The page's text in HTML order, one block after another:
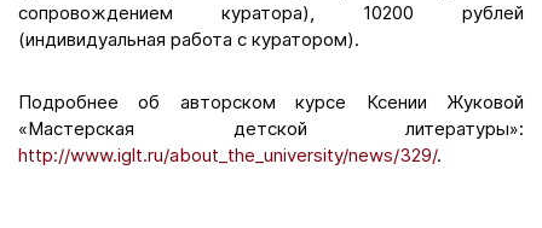
сопровождением куратора), 10200 рублей
(индивидуальная работа с куратором).
Подробнее об авторском курсе Ксении Жуковой
«Мастерская детской литературы»:
http://www.iglt.ru/about_the_university/news/329/.